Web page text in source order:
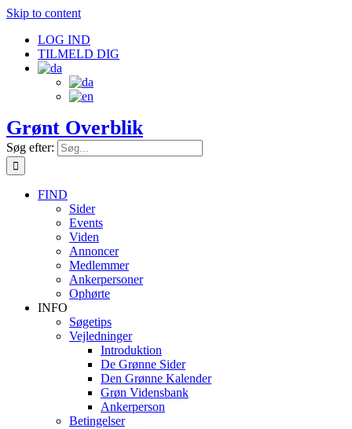
Skip to content
LOG IND
TILMELD DIG
Grønt Overblik
Søg efter:
FIND
Sider
Events
Viden
Annoncer
Medlemmer
Ankerpersoner
Ophørte
INFO
Søgetips
Vejledninger
Introduktion
De Grønne Sider
Den Grønne Kalender
Grøn Vidensbank
Ankerperson
Betingelser